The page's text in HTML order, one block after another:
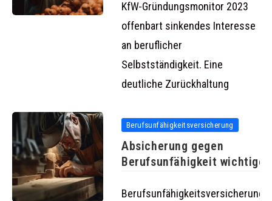
KfW-Gründungsmonitor 2023
offenbart sinkendes Interesse
an beruflicher
Selbstständigkeit. Eine
deutliche Zurückhaltung
Berufsunfähigkeitsversicherung
Absicherung gegen
Berufsunfähigkeit wichtiger